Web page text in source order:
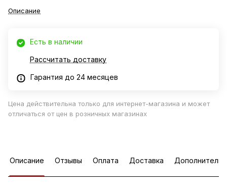
Описание
Есть в наличии
Рассчитать доставку
Гарантия до 24 месяцев
Цена действительна только для интернет-магазина и может
отличаться от цен в розничных магазинах
Описание Отзывы Оплата Доставка